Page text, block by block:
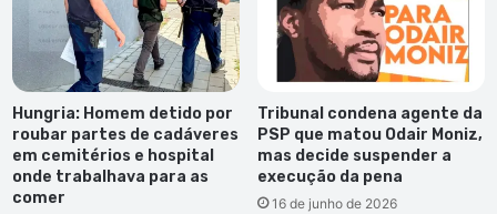
Hungria: Homem detido por
roubar partes de cadáveres
em cemitérios e hospital
onde trabalhava para as
comer
Tribunal condena agente da
PSP que matou Odair Moniz,
mas decide suspender a
execução da pena
16 de junho de 2026